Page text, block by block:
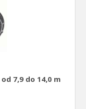
od 7,9 do 14,0 m